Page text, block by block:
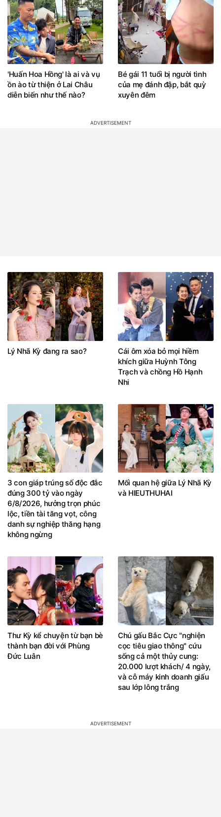
'Huấn Hoa Hồng' là ai và vụ
ồn ào từ thiện ở Lai Châu
diễn biến như thế nào?
Bé gái 11 tuổi bị người tình
của mẹ đánh đập, bắt quỳ
xuyên đêm
Lý Nhã Kỳ đang ra sao?
Cái ôm xóa bỏ mọi hiềm
khích giữa Huỳnh Tông
Trạch và chồng Hồ Hạnh
Nhi
3 con giáp trúng số độc đắc
đúng 300 tỷ vào ngày
6/8/2026, hưởng trọn phúc
lộc, tiền tài tăng vọt, công
danh sự nghiệp thăng hạng
không ngừng
Mối quan hệ giữa Lý Nhã Kỳ
và HIEUTHUHAI
Thư Kỳ kể chuyện từ bạn bè
thành bạn đời với Phùng
Đức Luân
Chú gấu Bắc Cực "nghiện
cọc tiêu giao thông" cứu
sống cả một thủy cung:
20.000 lượt khách/ 4 ngày,
và cỗ máy kinh doanh giấu
sau lớp lông trắng